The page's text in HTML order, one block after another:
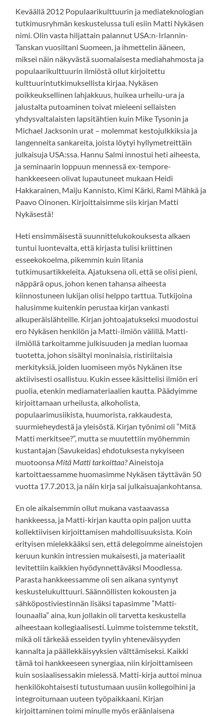
Keväällä 2012 Populaarikulttuurin ja mediateknologian
tutkimusryhmän keskustelussa tuli esiin Matti Nykäsen
nimi. Olin vasta hiljattain palannut USA:n-Irlannin-
Tanskan vuosiltani Suomeen, ja ihmettelin ääneen,
miksei näin näkyvästä suomalaisesta mediahahmosta ja
populaarikulttuurin ilmiöstä ollut kirjoitettu
kulttuurintutkimuksellista kirjaa. Nykäsen
poikkeuksellinen lahjakkuus, huikea urheilu-ura ja
jalustalta putoaminen toivat mieleeni sellaisten
yhdysvaltalaisten lapsitähtien kuin Mike Tysonin ja
Michael Jacksonin urat – molemmat kestojulkkiksia ja
langenneita sankareita, joista löytyi hyllymetreittäin
julkaisuja USA:ssa. Hannu Salmi innostui heti aiheesta,
ja seminaarin loppuun mennessä ex-tempore-
hankkeeseen olivat lupautuneet mukaan Heidi
Hakkarainen, Maiju Kannisto, Kimi Kärki, Rami Mähkä ja
Paavo Oinonen. Kirjoittaisimme siis kirjan Matti
Nykäsestä!
Heti ensimmäisestä suunnittelukokouksesta alkaen
tuntui luontevalta, että kirjasta tulisi kriittinen
esseekokoelma, pikemmin kuin litania
tutkimusartikkeleita. Ajatuksena oli, että se olisi pieni,
näppärä opus, johon kenen tahansa aiheesta
kiinnostuneen lukijan olisi helppo tarttua. Tutkijoina
halusimme kuitenkin perustaa kirjan vankasti
alkuperäislähteille. Kirjan johtoajatukseksi muodostui
ero Nykäsen henkilön ja Matti-ilmiön välillä. Matti-
ilmiöllä tarkoitamme julkisuuden ja median luomaa
tuotetta, johon sisältyi moninaisia, ristiriitaisia
merkityksiä, joiden luomiseen myös Nykänen itse
aktiivisesti osallistuu. Kukin essee käsittelisi ilmiön eri
puolia, etenkin mediamateriaalien kautta. Päädyimme
kirjoittamaan urheilusta, alkoholista,
populaarimusiikista, huumorista, rakkaudesta,
suurmieheydestä ja yleisöstä. Kirjan työnimi oli ”Mitä
Matti merkitsee?”, mutta se muutettiin myöhemmin
kustantajan (Savukeidas) ehdotuksesta nykyiseen
muotoonsa Mitä Matti tarkoittaa?Aineistoja
kartoittaessamme huomasimme Nykäsen täyttävän 50
vuotta 17.7.2013, ja näin kirja sai julkaisuajankohtansa.
En ole aikaisemmin ollut mukana vastaavassa
hankkeessa, ja Matti-kirjan kautta opin paljon uutta
kollektiivisen kirjoittamisen mahdollisuuksista. Koin
erityisen mielekkääksi sen, että delegoimme aineistojen
keruun kunkin intressien mukaisesti, ja materiaalit
levitettiin kaikkien hyödynnettäväksi Moodlessa.
Parasta hankkeessamme oli sen aikana syntynyt
keskustelukulttuuri. Säännöllisten kokousten ja
sähköpostiviestinnän lisäksi tapasimme ”Matti-
lounaalla” aina, kun jollakin oli tarvetta keskustella
aiheestaan kollegiaalisesti. Luimme toistemme tekstit,
mikä oli tärkeää esseiden tyylin yhteneväisyyden
kannalta ja päällekkäisyyksien välttämiseksi. Kaikki
tämä toi hankkeeseen synergiaa, niin kirjoittamiseen
kuin sosiaalisessakin mielessä. Matti-kirja auttoi minua
henkilökohtaisesti tutustumaan uusiin kollegoihini ja
integroitumaan uuteen työpaikkaani. Kirjan
kirjoittaminen toimi minulle myös eräänlaisena